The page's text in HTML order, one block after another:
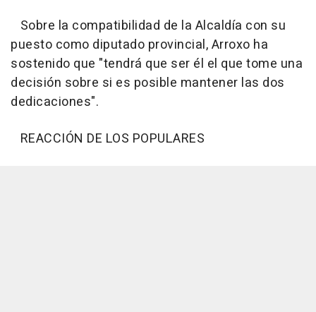
Sobre la compatibilidad de la Alcaldía con su
puesto como diputado provincial, Arroxo ha
sostenido que "tendrá que ser él el que tome una
decisión sobre si es posible mantener las dos
dedicaciones".
REACCIÓN DE LOS POPULARES